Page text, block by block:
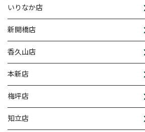
いりなか店
新開橋店
香久山店
本新店
梅坪店
知立店